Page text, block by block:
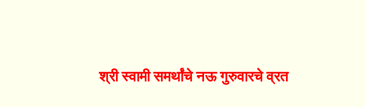
श्री स्वामी समर्थांचे नऊ गुरुवारचे व्रत